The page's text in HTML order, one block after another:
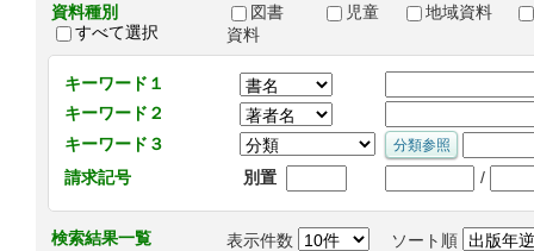
資料種別
すべて選択
図書 児童
地域資料
資料
キーワード１
キーワード２
キーワード３
請求記号
別置 /
検索結果一覧 表示件数 ソート順